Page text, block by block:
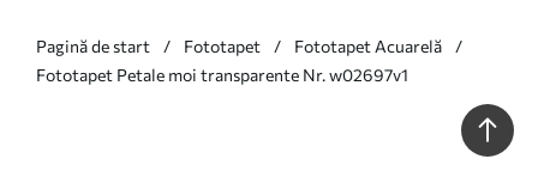
Pagină de start Fototapet
Fototapet Acuarelă
Fototapet Petale moi transparente Nr. w02697v1